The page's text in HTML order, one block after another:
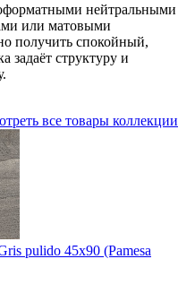
нейтральными
или матовыми
получить спокойный,
задаёт структуру и
все товары коллекции
pulido 45x90 (Pamesa